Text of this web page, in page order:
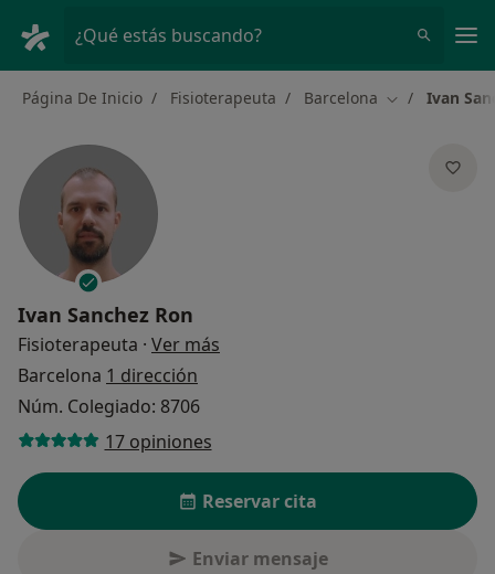
¿Qué estás buscando?
Página De Inicio Fisioterapeuta Barcelona Cambiar de
Ivan
Ivan Sanchez Ron
Fisioterapeuta · Ver más
Barcelona 1 dirección
Núm. Colegiado: 8706
17 opiniones
Reservar cita
Enviar mensaje